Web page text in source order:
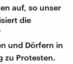
auf, so unser
die
und Dörfern in
zu Protesten.